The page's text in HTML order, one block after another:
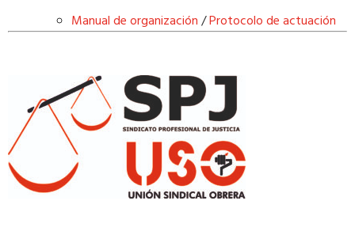
Manual de organización/Protocolo de actuación